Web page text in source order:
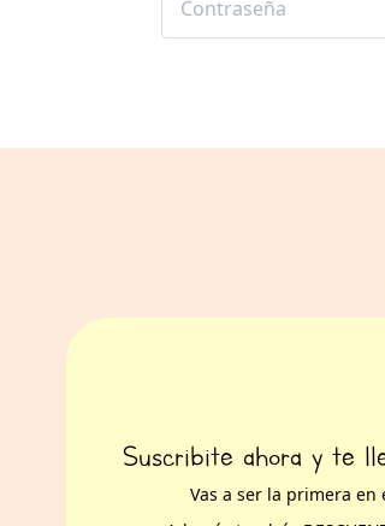
Suscribite ahora y te
Vas a ser la primera